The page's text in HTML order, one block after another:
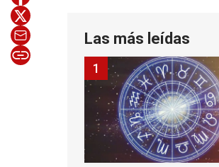
Las más leídas
1